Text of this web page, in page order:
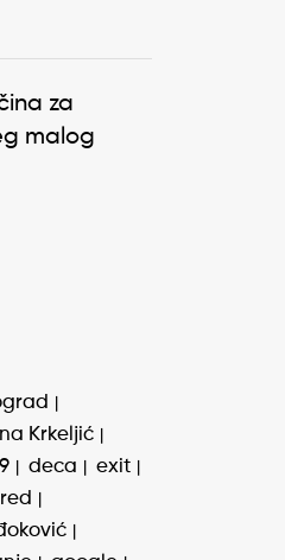
za
malog
Krkeljić
deca
exit